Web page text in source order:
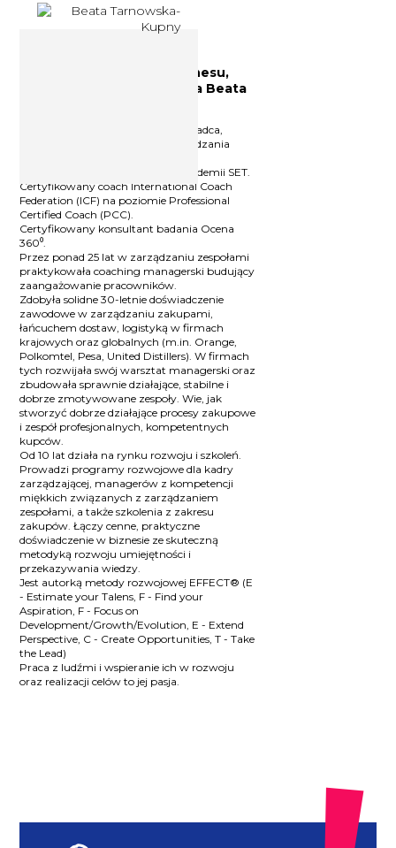
Mentor, coach, trener biznesu,
ekspert kompetencji lidera Beata
Trener biznesu, coach, mentor, doradca,
wieloletni manager-praktyk zarządzania
Certyfikowany Trener Biznesu Akademii SET.
Certyfikowany coach International Coach
Federation (ICF) na poziomie Professional
Certified Coach (PCC).
Certyfikowany konsultant badania Ocena
360⁰.
Przez ponad 25 lat w zarządzaniu zespołami
praktykowała coaching managerski budujący
zaangażowanie pracowników.
Zdobyła solidne 30-letnie doświadczenie
zawodowe w zarządzaniu zakupami,
łańcuchem dostaw, logistyką w firmach
krajowych oraz globalnych (m.in. Orange,
Polkomtel, Pesa, United Distillers). W firmach
tych rozwijała swój warsztat managerski oraz
zbudowała sprawnie działające, stabilne i
dobrze zmotywowane zespoły. Wie, jak
stworzyć dobrze działające procesy zakupowe
i zespół profesjonalnych, kompetentnych
kupców.
Od 10 lat działa na rynku rozwoju i szkoleń.
Prowadzi programy rozwojowe dla kadry
zarządzającej, managerów z kompetencji
miękkich związanych z zarządzaniem
zespołami, a także szkolenia z zakresu
zakupów. Łączy cenne, praktyczne
doświadczenie w biznesie ze skuteczną
metodyką rozwoju umiejętności i
przekazywania wiedzy.
Jest autorką metody rozwojowej EFFECT® (E
- Estimate your Talens, F - Find your
Aspiration, F - Focus on
Development/Growth/Evolution, E - Extend
Perspective, C - Create Opportunities, T - Take
the Lead)
Praca z ludźmi i wspieranie ich w rozwoju
oraz realizacji celów to jej pasja.